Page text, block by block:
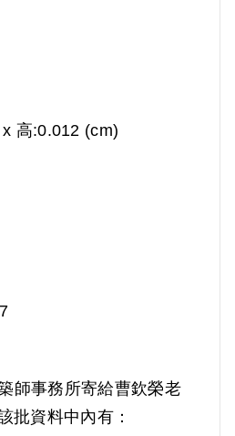
高:0.012 (cm)
師事務所寄給曹欽榮老
批資料中內有：